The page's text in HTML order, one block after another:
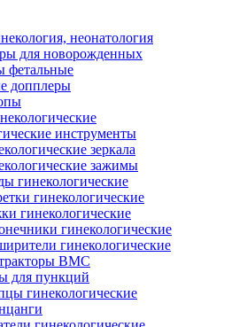
неонатология
для новорожденных
фетальные
допплеры
инструменты
зеркала
зажимы
гинекологические
гинекологические
гинекологические
гинекологические
гинекологические
ВМС
для пункций
гинекологические